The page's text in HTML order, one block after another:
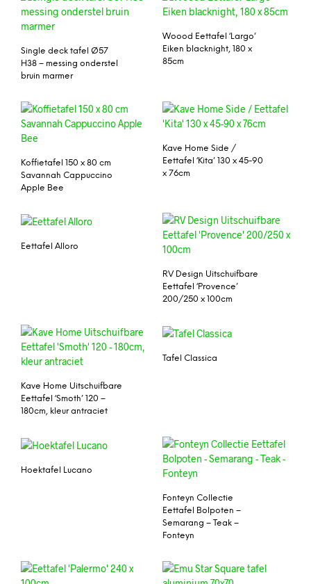
Single deck tafel Ø57
H38 – messing onderstel
bruin marmer
Woood Eettafel ‘Largo’
Eiken blacknight, 180 x
85cm
Koffietafel 150 x 80 cm
Savannah Cappuccino
Apple Bee
Kave Home Side /
Eettafel ‘Kita’ 130 x 45-90
x 76cm
Eettafel Alloro
RV Design Uitschuifbare
Eettafel ‘Provence’
200/250 x 100cm
Kave Home Uitschuifbare
Eettafel ‘Smoth’ 120 –
180cm, kleur antraciet
Tafel Classica
Hoektafel Lucano
Fonteyn Collectie
Eettafel Bolpoten –
Semarang – Teak –
Fonteyn